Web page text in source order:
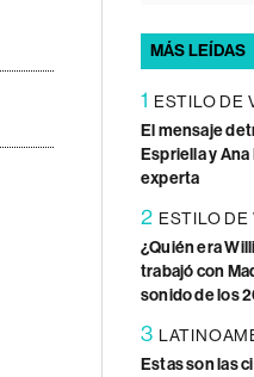
MÁS LEÍDAS
1 ESTILO DE
El mensaje
Espriella y
experta
2 ESTILO DE
¿Quién era
trabajó con
sonido de los
3
Estas son las